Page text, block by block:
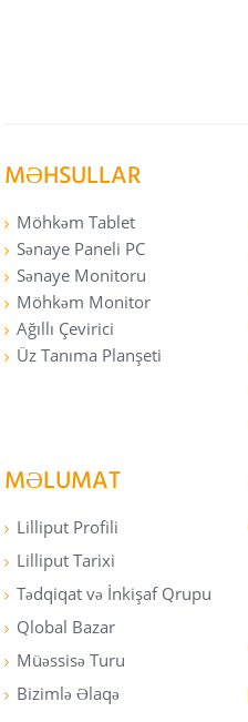
MƏHSULLAR
Möhkəm Tablet
Sənaye Paneli PC
Sənaye Monitoru
Möhkəm Monitor
Ağıllı Çevirici
Üz Tanıma Planşeti
MƏLUMAT
Lilliput Profili
Lilliput Tarixi
Tədqiqat və İnkişaf Qrupu
Qlobal Bazar
Müəssisə Turu
Bizimlə Əlaqə